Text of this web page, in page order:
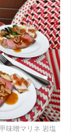
味噌マリネ 岩塩